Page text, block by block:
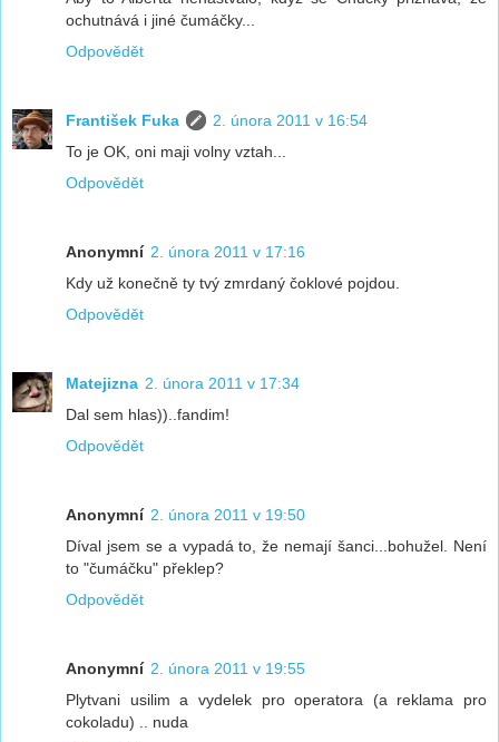
ochutnává i jiné čumáčky...
Odpovědět
František Fuka
2. února 2011 v 16:54
To je OK, oni maji volny vztah...
Odpovědět
Anonymní 2. února 2011 v 17:16
Kdy už konečně ty tvý zmrdaný čoklové pojdou.
Odpovědět
Matejizna 2. února 2011 v 17:34
Dal sem hlas))..fandim!
Odpovědět
Anonymní 2. února 2011 v 19:50
Díval jsem se a vypadá to, že nemají šanci...bohužel. Není
to "čumáčku" překlep?
Odpovědět
Anonymní 2. února 2011 v 19:55
Plytvani usilim a vydelek pro operatora (a reklama pro
cokoladu) .. nuda